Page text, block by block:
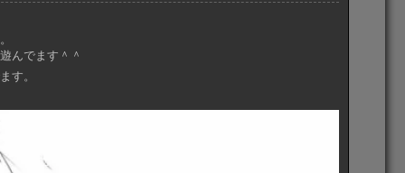
んでます＾＾
す。